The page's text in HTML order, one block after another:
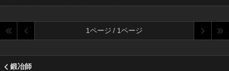
1ページ / 1ページ
鍛冶師